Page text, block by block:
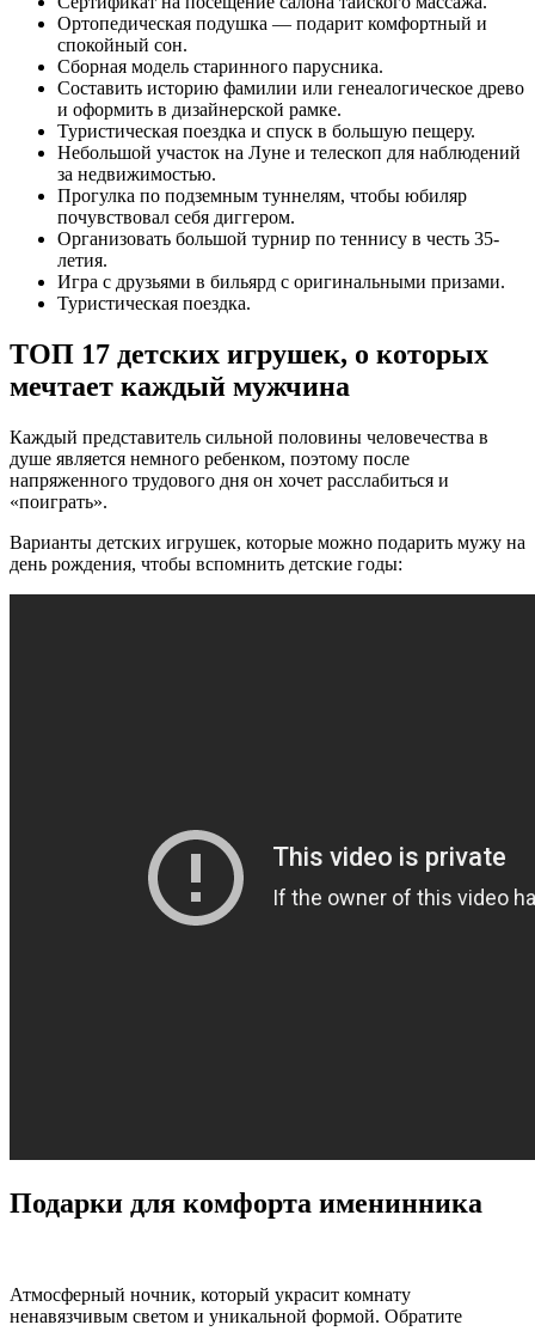
Ортопедическая подушка — подарит комфортный и
спокойный сон.
Сборная модель старинного парусника.
Составить историю фамилии или генеалогическое древо
и оформить в дизайнерской рамке.
Туристическая поездка и спуск в большую пещеру.
Небольшой участок на Луне и телескоп для наблюдений
за недвижимостью.
Прогулка по подземным туннелям, чтобы юбиляр
почувствовал себя диггером.
Организовать большой турнир по теннису в честь 35-
летия.
Игра с друзьями в бильярд с оригинальными призами.
Туристическая поездка.
ТОП 17 детских игрушек, о которых
мечтает каждый мужчина
Каждый представитель сильной половины человечества в
душе является немного ребенком, поэтому после
напряженного трудового дня он хочет расслабиться и
«поиграть».
Варианты детских игрушек, которые можно подарить мужу на
день рождения, чтобы вспомнить детские годы:
Подарки для комфорта именинника
Атмосферный ночник, который украсит комнату
ненавязчивым светом и уникальной формой. Обратите